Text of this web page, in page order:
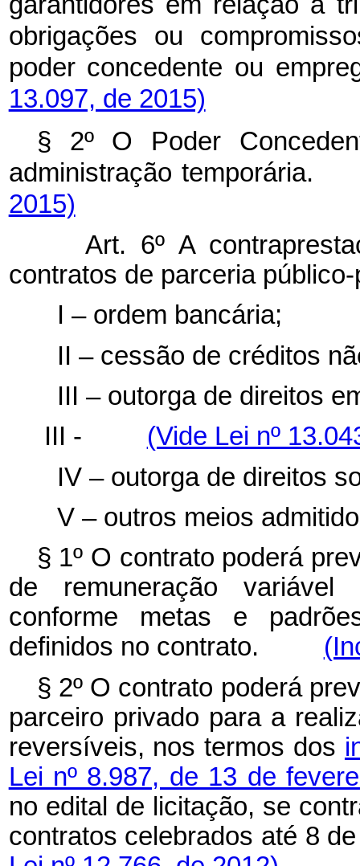
obrigações ou
poder concedente ou
13.097, de 2015)
§ 2º O Poder
administração
2015)
Art. 6º A
contratos de parceria
I – ordem bancária;
II – cessão de créditos
III – outorga de direitos
III -
(Vide Lei nº
IV – outorga de direitos
V – outros meios
§ 1º O contrato poderá
de remuneração
conforme metas e
definidos no contrato.
§ 2º O contrato poderá
parceiro privado para a
reversíveis, nos termos dos
Lei nº 8.987, de 13 de
no edital de licitação, se
contratos celebrados até